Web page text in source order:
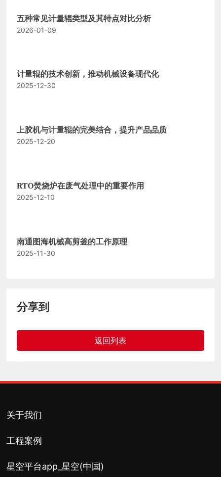
五种常见计量辊类型及其特点对比分析
2026-01-09
计量辊的技术创新，推动机械设备现代化
2025-12-30
上胶机与计量辊的完美结合，提升产品品质
2025-12-20
RTO焚烧炉在废气处理中的重要作用
2025-12-10
南通图海机械高剪釜的工作原理
2025-11-30
分享到
返回列表
关于我们
工程案例
星空平台app_星空(中国)